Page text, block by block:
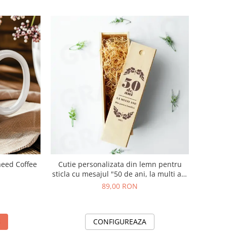
Cutie personalizata din lemn pentru
sticla cu mesajul "50 de ani, la multi ani
din partea familiei!"
89,00 RON
CONFIGUREAZA